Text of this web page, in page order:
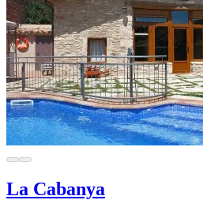
La Cabanya